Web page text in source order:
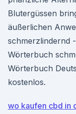
Blutergüssen
äußerlichen
schmerzlindernd
Wörterbuch
Wörterbuch
kostenlos.
wo kaufen cbd in